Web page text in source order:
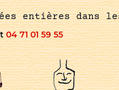
entières dans
04 71 01 59 55